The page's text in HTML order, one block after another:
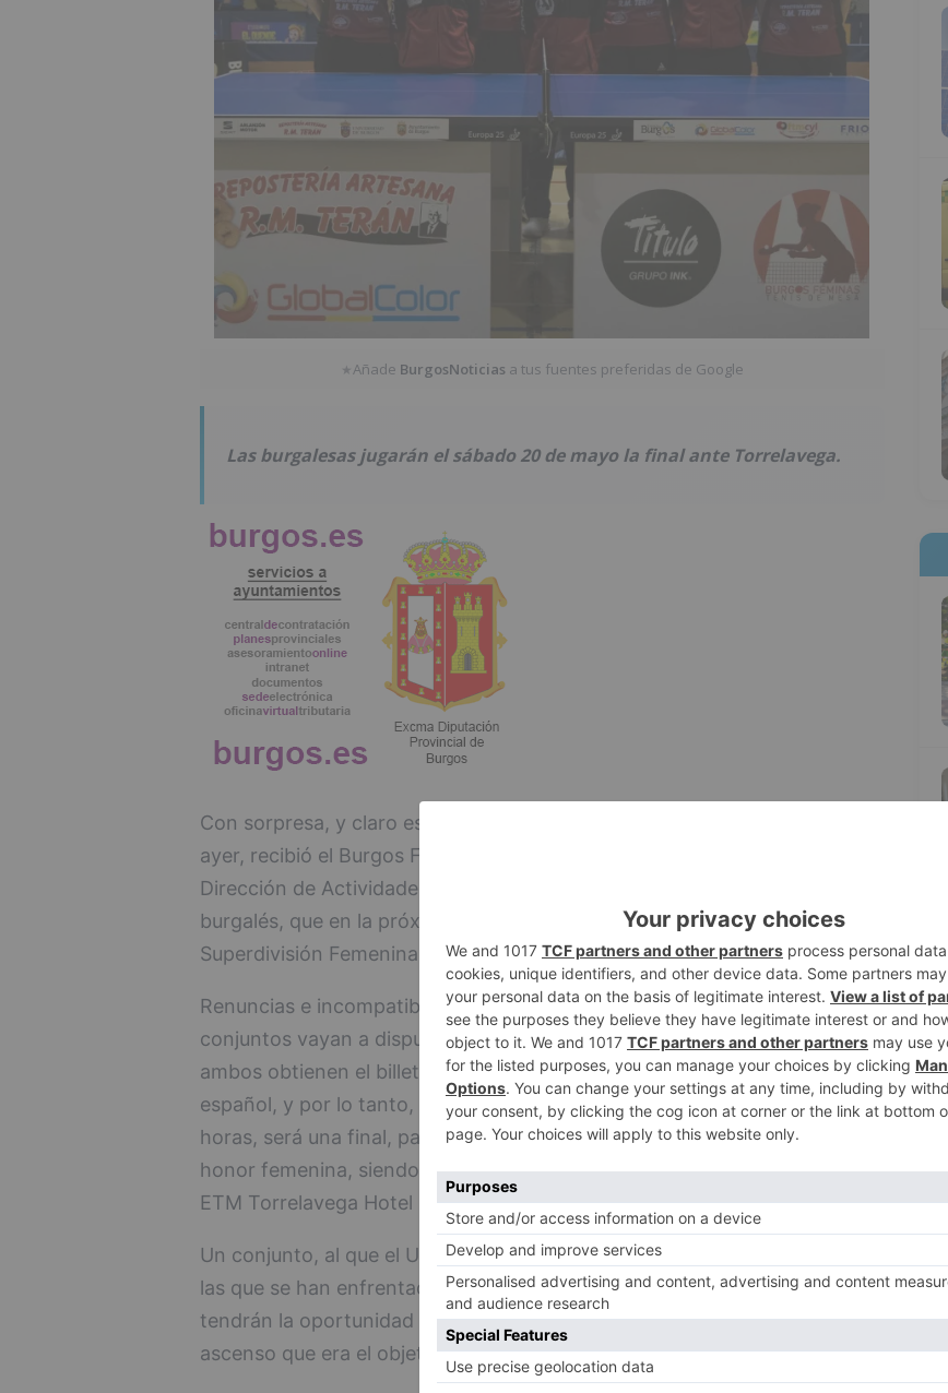
★Añade BurgosNoticias a tus fuentes preferidas de Google
Las burgalesas jugarán el sábado 20 de mayo la final ante Torrelavega.
Con sorpresa, y claro está, con gran alegría. Así es como en la tarde de
ayer, recibió el Burgos Féminas Tenis de Mesa la noticia por parte de la
Dirección de Actividades de la RFETM, cuando comunicaba al conjunto
burgalés, que en la próxima temporada 23/24 será equipo de la
Superdivisión Femenina Española.
Renuncias e incompatibilidades de equipos, han hecho que sólo dos
conjuntos vayan a disputar la fase de ascenso, que no será tal, ya que
ambos obtienen el billete a la máxima categoría del tenis de mesa
español, y por lo tanto, el encuentro del sábado 20 de mayo, a las 17.00
horas, será una final, para proclamar al equipo Campeón de la división de
honor femenina, siendo el rival de las burgalesas el conjunto cántabro de
ETM Torrelavega Hotel Marqués de Santillana.
Un conjunto, al que el UBU RM Terán, ha vencido en las dos ocasiones en
las que se han enfrentado. Las burgalesas dirigidas por Dranca Codruta,
tendrán la oportunidad de celebrar ante su público la final y el logrado
ascenso que era el objetivo desde el inicio de temporada.